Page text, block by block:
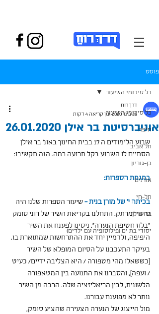
פוסט
כל סיכומי השיעור
חיפה
תל אביב
בן-גוריון
אורנים
תל-חי
בר-אילן
יסודי בת ים (פילוסופיה עם ילדים)
כל סיכומי השיעור
אוניברסיטת בר אילן 26.01.2020
דרך רוח
25 בינו׳ 2020
זמן קריאה 4 דקות
שבוע הלימודים ה 17 בבית החינוך באונ' בר אילן
הסתיים לו השבוע בקל תרועה רמה. הנה תקשיבו:
במגמת הספרות:
בכיתה י' של מורן בנית - שיעור הספרות שלנו היה
סוער ומרתק. התחלנו בקריאת השיר של רוני סומק
"בלוז חטיפת הנערה". ניסינו לפענח את השיר
היפיפה, ולדמיין יחד את ההתרחשות שמתוארת בו.
בעיקר התעכבנו על הסיום המופלא של השיר
[כששאלו מהי מטפורה / היא הצליבה ידיים/ כעיט
/ ועפה], והסברנו את התנועה בין המטאפורה
הלשונית, לבין הריאליזציה שלה. הרבה מן השיר
נותר לא מפוענח עבורנו.
מול הייצוג של הנערה הצעירה שהציע סומק,